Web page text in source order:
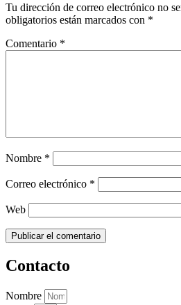
Tu dirección de correo electrónico no
obligatorios están marcados con *
Comentario *
Nombre *
Correo electrónico *
Web
Contacto
Nombre